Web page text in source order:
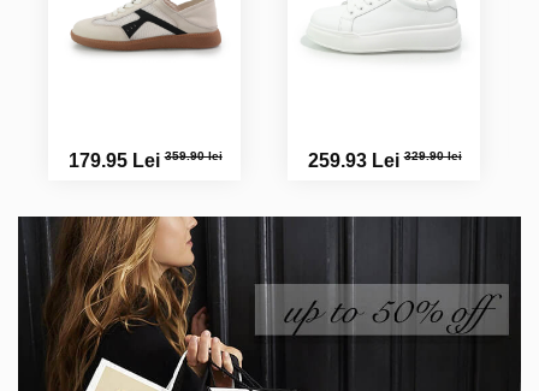
179.95 Lei359.90 lei 259.93 Lei329.90 lei